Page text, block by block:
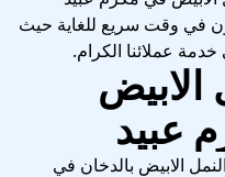
في وقت سريع للغاية حيث
عملائنا الكرام.
الابيض
عبيد
الابيض بالدخان في